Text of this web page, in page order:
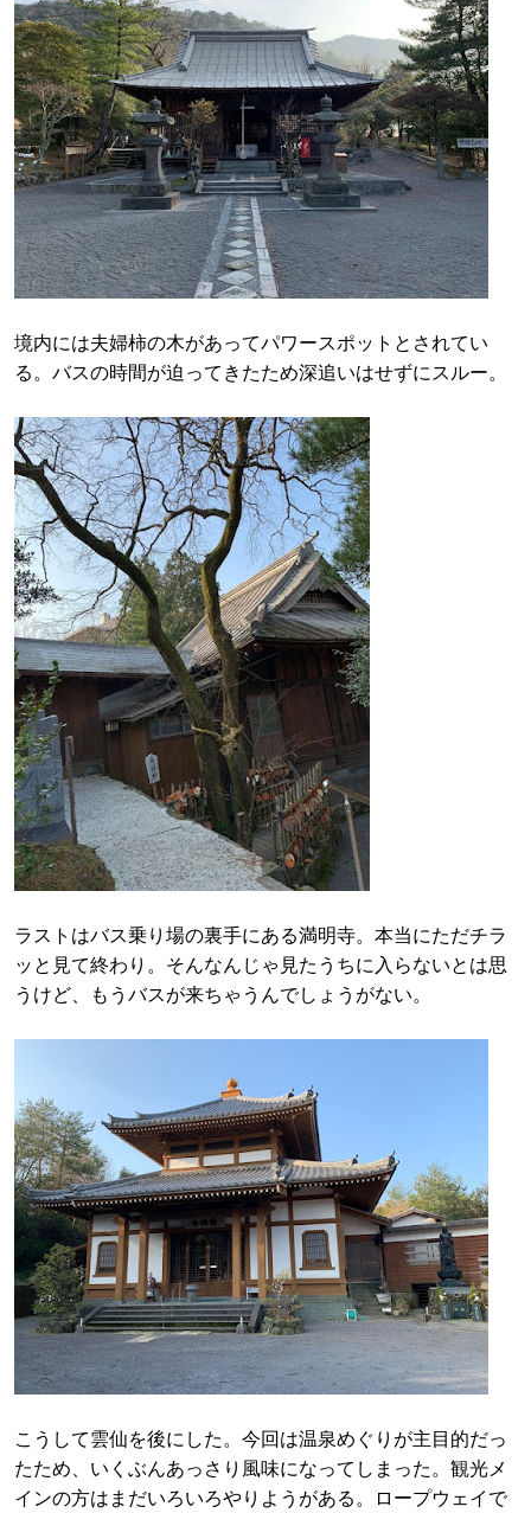
境内には夫婦柿の木があってパワースポットとされてい
る。バスの時間が迫ってきたため深追いはせずにスルー。
ラストはバス乗り場の裏手にある満明寺。本当にただチラ
ッと見て終わり。そんなんじゃ見たうちに入らないとは思
うけど、もうバスが来ちゃうんでしょうがない。
こうして雲仙を後にした。今回は温泉めぐりが主目的だっ
たため、いくぶんあっさり風味になってしまった。観光メ
インの方はまだいろいろやりようがある。ロープウェイで